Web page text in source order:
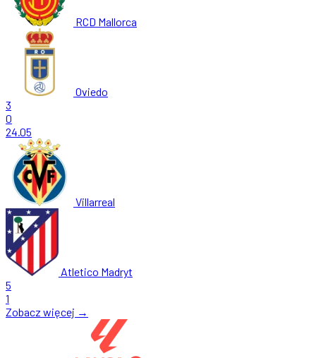
RCD Mallorca
Oviedo
3
0
24.05
Villarreal
Atletico Madryt
5
1
Zobacz więcej →